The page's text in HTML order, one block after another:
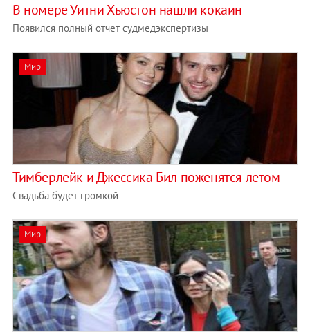
В номере Уитни Хьюстон нашли кокаин
Появился полный отчет судмедэкспертизы
Мир
Тимберлейк и Джессика Бил поженятся летом
Свадьба будет громкой
Мир